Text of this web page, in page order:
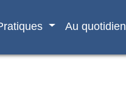
Au quotidien